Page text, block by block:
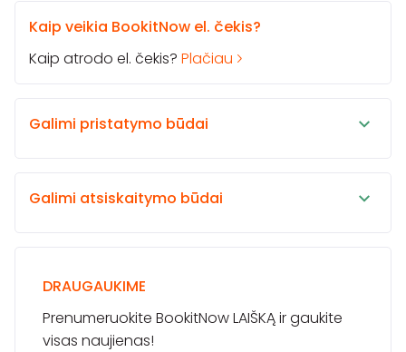
Kaip veikia BookitNow el. čekis?
Kaip atrodo el. čekis? Plačiau
Galimi pristatymo būdai
Galimi atsiskaitymo būdai
DRAUGAUKIME
Prenumeruokite BookitNow LAIŠKĄ ir gaukite
visas naujienas!